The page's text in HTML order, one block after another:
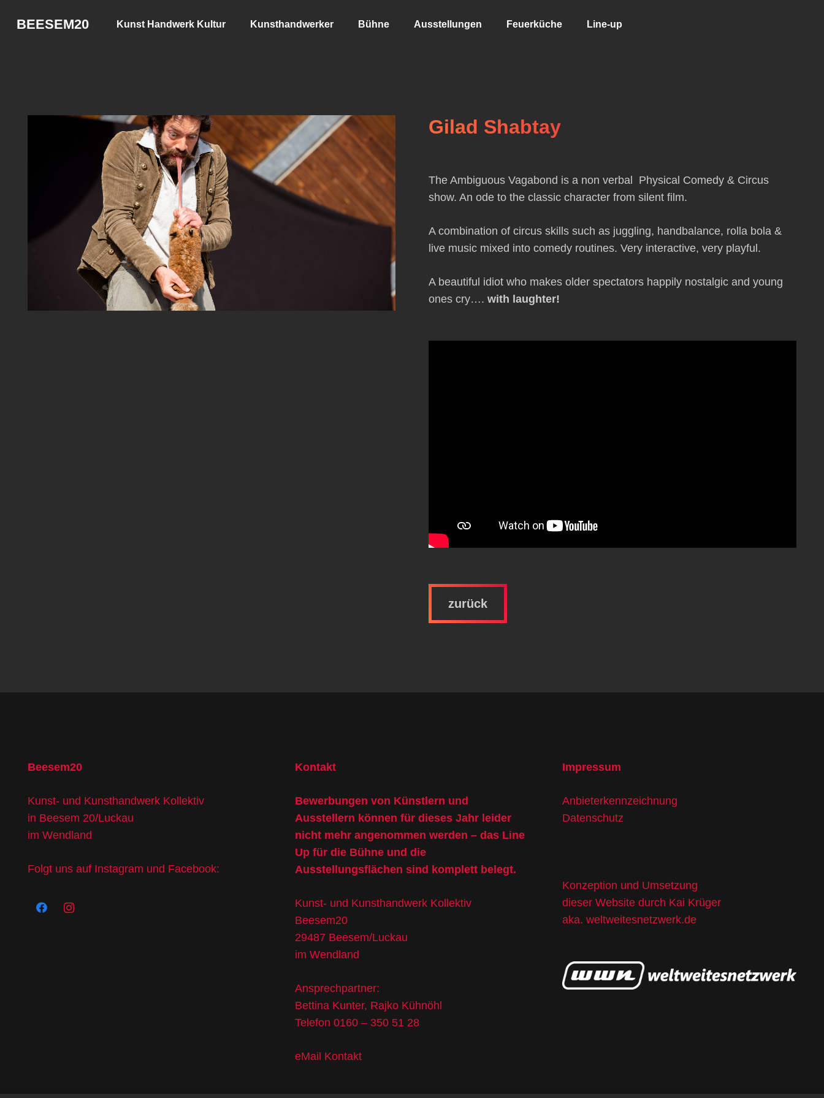
BEESEM20 Kunst Handwerk Kultur Kunsthandwerker Bühne Ausstellungen Feuerküche Line-up
Gilad Shabtay
The Ambiguous Vagabond is a non verbal Physical Comedy & Circus
show. An ode to the classic character from silent film.
A combination of circus skills such as juggling, handbalance, rolla bola &
live music mixed into comedy routines. Very interactive, very playful.
A beautiful idiot who makes older spectators happily nostalgic and young
ones cry…. with laughter!
zurück
Beesem20
Kunst- und Kunsthandwerk Kollektiv
in Beesem 20/Luckau
im Wendland
Folgt uns auf Instagram und Facebook:
Kontakt
Bewerbungen von Künstlern und
Ausstellern können für dieses Jahr leider
nicht mehr angenommen werden – das Line
Up für die Bühne und die
Ausstellungsflächen sind komplett belegt.
Kunst- und Kunsthandwerk Kollektiv
Beesem20
29487 Beesem/Luckau
im Wendland
Ansprechpartner:
Bettina Kunter, Rajko Kühnöhl
Telefon 0160 – 350 51 28
eMail Kontakt
Impressum
Anbieterkennzeichnung
Datenschutz
Konzeption und Umsetzung
dieser Website durch Kai Krüger
aka. weltweitesnetzwerk.de